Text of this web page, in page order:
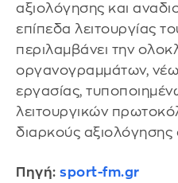
αξιολόγησης και
επίπεδα λειτουργίας
περιλαμβάνει την
οργανογραμμάτων,
εργασίας,
λειτουργικών
διαρκούς
Πηγή: sport-fm.gr